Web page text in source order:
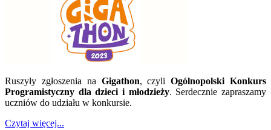
Ruszyły zgłoszenia na Gigathon, czyliOgólnopolski Konkurs
Programistyczny dla dzieci i młodzieży. Serdecznie zapraszamy
uczniów do udziału w konkursie.
Czytaj więcej...